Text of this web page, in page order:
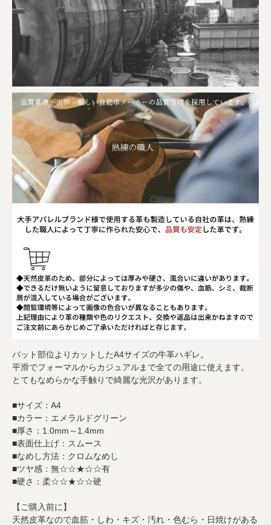
バット部位よりカットしたA4サイズの牛革ハギレ。
平滑でフォーマルからカジュアルまで全ての用途に使えます。
とてもなめらかな手触りで綺麗な光沢があります。
■サイズ：A4
■カラー：エメラルドグリーン
■厚さ：1.0mm～1.4mm
■表面仕上げ：スムース
■なめし方法：クロムなめし
■ツヤ感：無☆☆★☆☆有
■硬さ：柔☆☆★☆☆硬
【ご購入前に】
天然皮革なので血筋・しわ・キズ・汚れ・色むら・日焼けがある